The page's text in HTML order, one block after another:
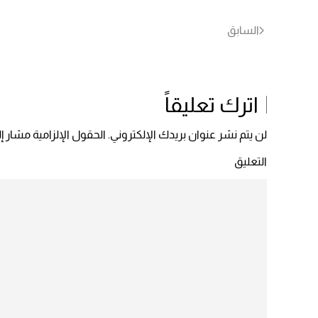
السابق
اترك تعليقاً
لن يتم نشر عنوان بريدك الإلكتروني. الحقول الإلزامية مشار
التعليق